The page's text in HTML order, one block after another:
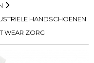
HANDSCHOENEN
WEAR ZORG